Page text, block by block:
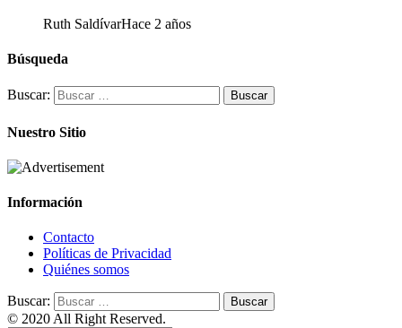
Ruth SaldívarHace 2 años
Búsqueda
Buscar:
Nuestro Sitio
Información
Contacto
Políticas de Privacidad
Quiénes somos
Buscar:
© 2020 All Right Reserved.